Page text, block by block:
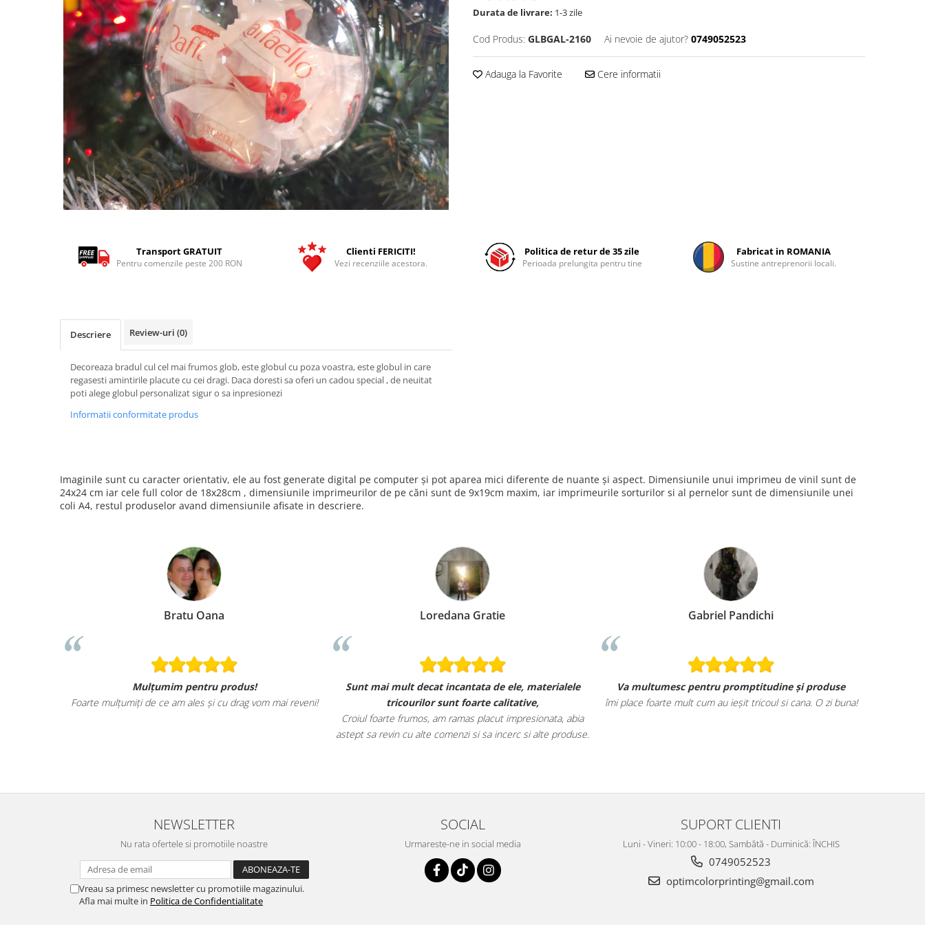
Tricouri Mecanici
Tricouri Fermieri
Tricouri Bere
Tricouri Rock si Tribal
Tricouri Cupluri
Tricouri Burlaci
Tricouri Familie
Tricouri Motivationale
Tricouri Animalute
Tricouri Gameri
Tricouri Mesaje Virale
Durata de livrare: 1-3 zile
Cod Produs: GLBGAL-2160 Ai nevoie de ajutor? 0749052523
Adauga la Favorite Cere informatii
Transport GRATUIT
Pentru comenzile peste 200 RON
Clienti FERICITI!
Vezi recenziile acestora.
Politica de retur de 35 zile
Perioada prelungita pentru tine
Fabricat in ROMANIA
Sustine antreprenorii locali.
Descriere Review-uri (0)
Decoreaza bradul cul cel mai frumos glob, este globul cu poza voastra, este globul in care
regasesti amintirile placute cu cei dragi. Daca doresti sa oferi un cadou special , de neuitat
poti alege globul personalizat sigur o sa inpresionezi
Informatii conformitate produs
Imaginile sunt cu caracter orientativ, ele au fost generate digital pe computer și pot aparea mici diferente de nuante și aspect. Dimensiunile unui imprimeu de vinil sunt de
24x24 cm iar cele full color de 18x28cm , dimensiunile imprimeurilor de pe căni sunt de 9x19cm maxim, iar imprimeurile sorturilor si al pernelor sunt de dimensiunile unei
coli A4, restul produselor avand dimensiunile afisate in descriere.
Bratu Oana
Mulțumim pentru produs!
Foarte mulțumiți de ce am ales și cu drag vom mai reveni!
Loredana Gratie
Sunt mai mult decat incantata de ele, materialele
tricourilor sunt foarte calitative,
Croiul foarte frumos, am ramas placut impresionata, abia
astept sa revin cu alte comenzi si sa incerc si alte produse.
Gabriel Pandichi
Va multumesc pentru promptitudine și produse
îmi place foarte mult cum au ieșit tricoul si cana. O zi buna!
NEWSLETTER
Nu rata ofertele si promotiile noastre
Vreau sa primesc newsletter cu promotiile magazinului.
Afla mai multe in Politica de Confidentialitate
SOCIAL
Urmareste-ne in social media
SUPORT CLIENTI
Luni - Vineri: 10:00 - 18:00, Sambătă - Duminică: ÎNCHIS
0749052523
optimcolorprinting@gmail.com